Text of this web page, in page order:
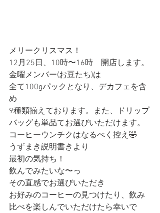
メリークリスマス！
12月25日、10時〜16時　開店します。
金曜メンバー(お豆たち)は
全て100gパックとなり、デカフェを含
め
9種類揃えております。また、ドリップ
バッグも単品てお選びいただけます。
コーヒーウンチクはなるべく控え🤣
うずまき説明書きより
最初の気持ち！
飲んでみたいな〜っ
その直感でお選びいただき
お好みのコーヒーの見つけたり、飲み
比べを楽しんでいただけたら幸いで